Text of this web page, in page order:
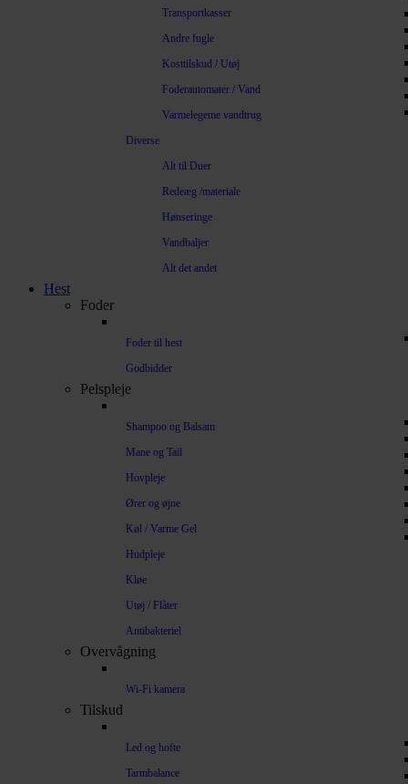
Transportkasser
Andre fugle
Kosttilskud / Utøj
Foderautomater / Vand
Varmelegeme vandtrug
Diverse
Alt til Duer
Redeæg /materiale
Hønseringe
Vandbaljer
Alt det andet
Hest
Foder
Foder til hest
Godbidder
Pelspleje
Shampoo og Balsam
Mane og Tail
Hovpleje
Ører og øjne
Køl / Varme Gel
Hudpleje
Kløe
Utøj / Flåter
Antibakteriel
Overvågning
Wi-Fi kamera
Tilskud
Led og hofte
Tarmbalance